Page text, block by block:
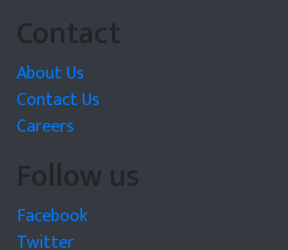
Contact
About Us
Contact Us
Careers
Follow us
Facebook
Twitter